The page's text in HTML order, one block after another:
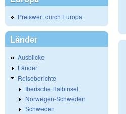
Preiswert durch Europa
Länder
Ausblicke
Länder
Reiseberichte
Iberische Halbinsel
Norwegen-Schweden
Schweden